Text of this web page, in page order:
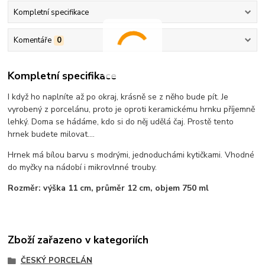
Kompletní specifikace
Komentáře 0
Kompletní specifikace
I když ho naplníte až po okraj, krásně se z něho bude pít. Je
vyrobený z porcelánu, proto je oproti keramickému hrnku příjemně
lehký. Doma se hádáme, kdo si do něj udělá čaj. Prostě tento
hrnek budete milovat....
Hrnek má bílou barvu s modrými, jednoduchámi kytičkami. Vhodné
do myčky na nádobí i mikrovlnné trouby.
Rozměr: výška 11 cm, průměr 12 cm, objem 750 ml
Zboží zařazeno v kategoriích
ČESKÝ PORCELÁN